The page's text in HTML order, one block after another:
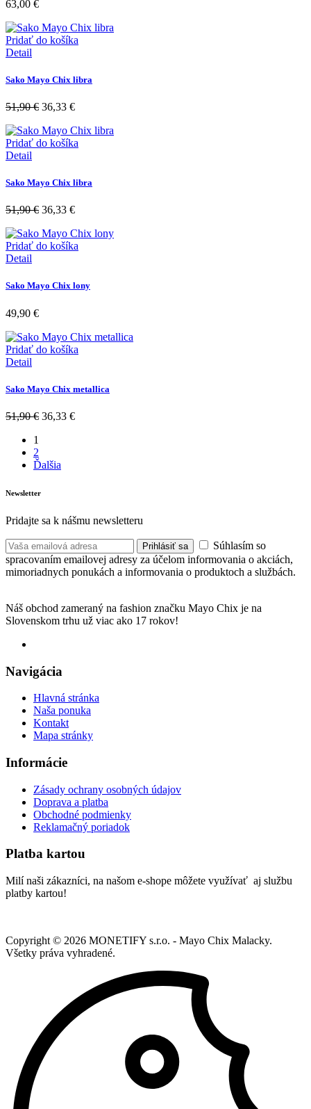
63,00 €
Pridať do košíka
Detail
Sako Mayo Chix libra
51,90€ 36,33 €
Pridať do košíka
Detail
Sako Mayo Chix libra
51,90€ 36,33 €
Pridať do košíka
Detail
Sako Mayo Chix lony
49,90 €
Pridať do košíka
Detail
Sako Mayo Chix metallica
51,90€ 36,33 €
1
2
Ďalšia
Newsletter
Pridajte sa k nášmu newsletteru
Prihlásiť sa
Súhlasím so
spracovaním emailovej adresy za účelom informovania o akciách,
mimoriadnych ponukách a informovania o produktoch a službách.
Náš obchod zameraný na fashion značku Mayo Chix je na
Slovenskom trhu už viac ako 17 rokov!
Navigácia
Hlavná stránka
Naša ponuka
Kontakt
Mapa stránky
Informácie
Zásady ochrany osobných údajov
Doprava a platba
Obchodné podmienky
Reklamačný poriadok
Platba kartou
Milí naši zákazníci, na našom e-shope môžete využívať aj službu
platby kartou!
Copyright © 2026 MONETIFY s.r.o. - Mayo Chix Malacky.
Všetky práva vyhradené.